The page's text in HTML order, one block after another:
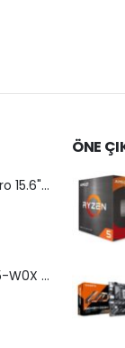
HP EngageOne Pro 15.6"-i5 14500-16G-256SSD-OST W11
Newland MT9055-W0X 2D Android 11 (Kılıf) Wifi BT
ÖNE